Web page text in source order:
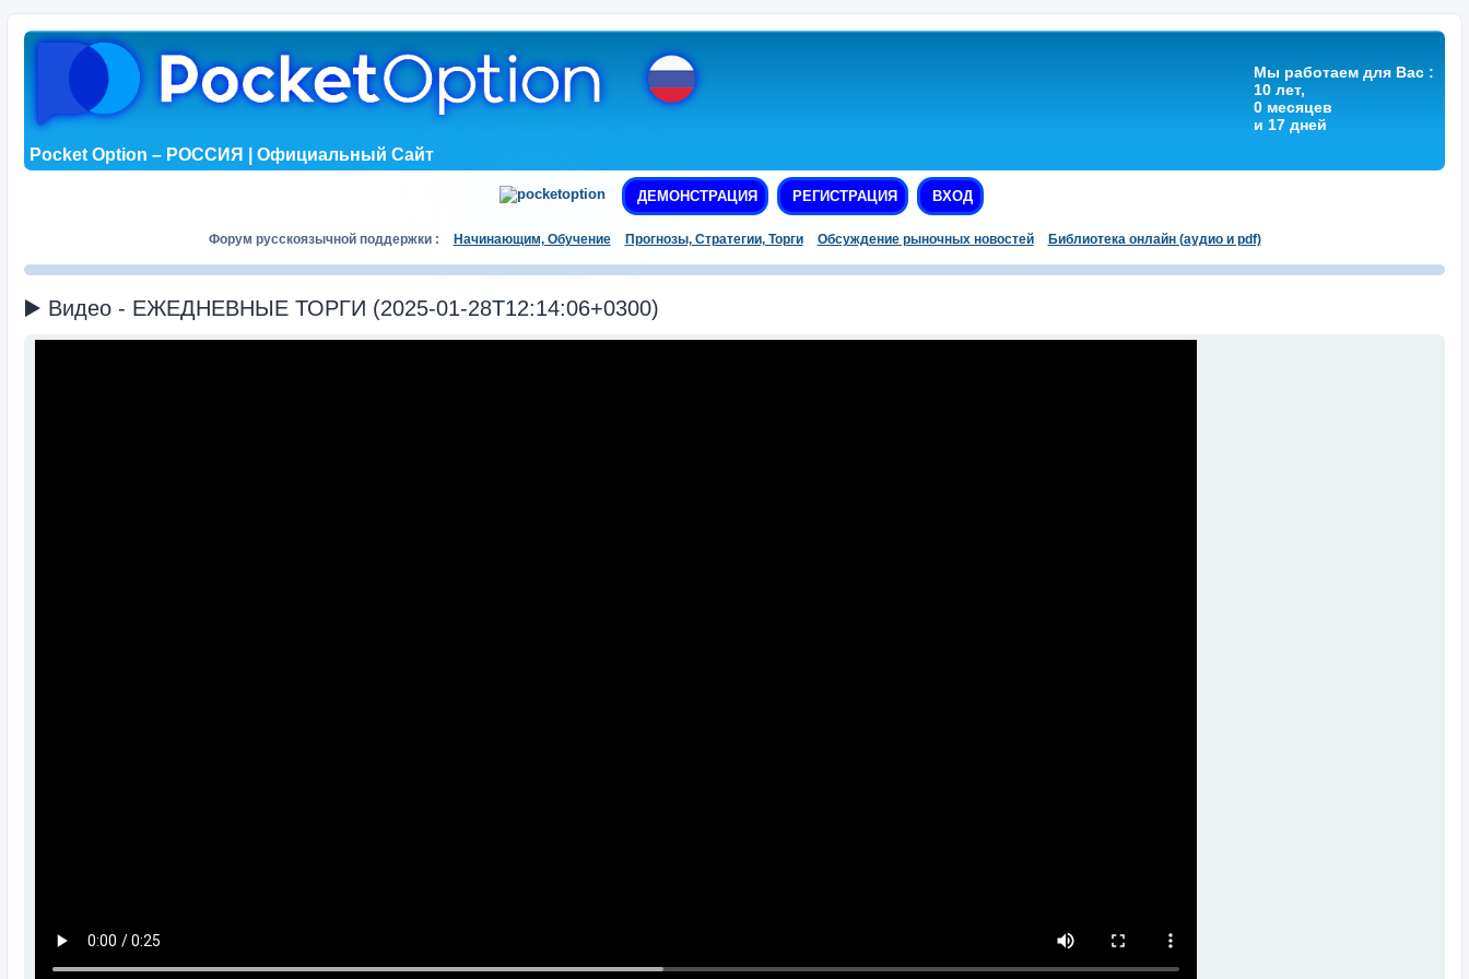
Pocket Option – РОССИЯ | Официальный Сайт
Мы работаем для Вас :
10 лет,
0 месяцев
и 17 дней
ДЕМОНСТРАЦИЯ РЕГИСТРАЦИЯ ВХОД
Форум русскоязычной поддержки : Начинающим, Обучение Прогнозы, Стратегии, Торги Обсуждение рыночных новостей Библиотека онлайн (аудио и pdf)
▶️ Видео - ЕЖЕДНЕВНЫЕ ТОРГИ (2025-01-28T12:14:06+0300)